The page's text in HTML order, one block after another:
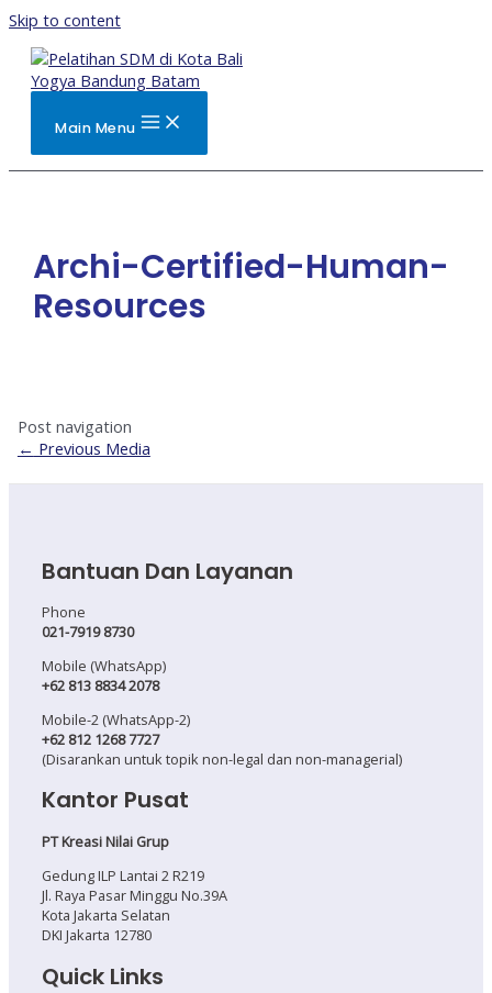
Skip to content
Main Menu
Archi-Certified-Human-
Resources
Post navigation
← Previous Media
Bantuan Dan Layanan
Phone
021-7919 8730
Mobile (WhatsApp)
+62 813 8834 2078
Mobile-2 (WhatsApp-2)
+62 812 1268 7727
(Disarankan untuk topik non-legal dan non-managerial)
Kantor Pusat
PT Kreasi Nilai Grup
Gedung ILP Lantai 2 R219
Jl. Raya Pasar Minggu No.39A
Kota Jakarta Selatan
DKI Jakarta 12780
Quick Links